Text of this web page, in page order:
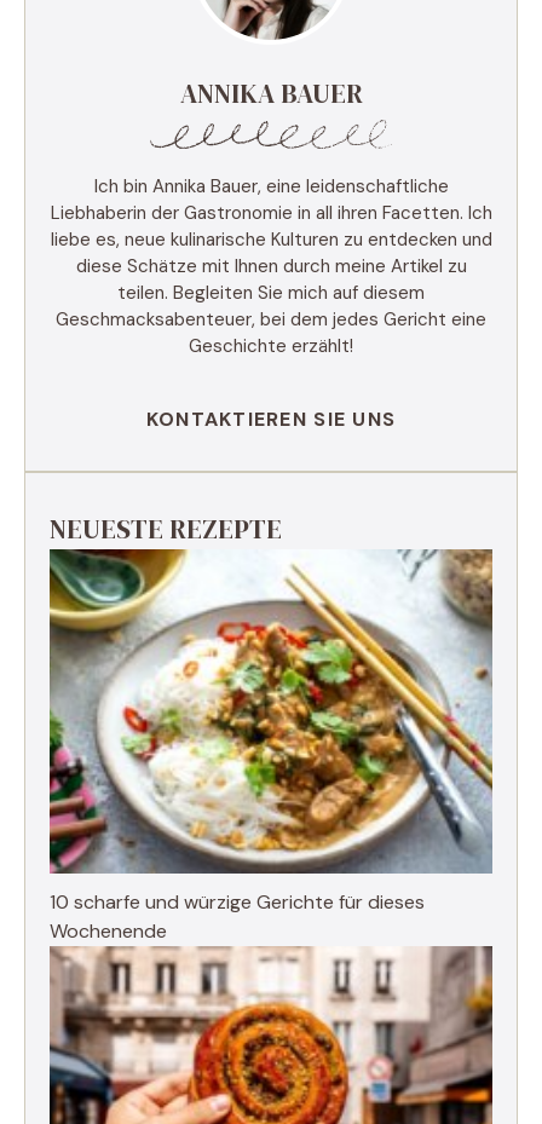
ANNIKA BAUER
Ich bin Annika Bauer, eine leidenschaftliche
Liebhaberin der Gastronomie in all ihren Facetten. Ich
liebe es, neue kulinarische Kulturen zu entdecken und
diese Schätze mit Ihnen durch meine Artikel zu
teilen. Begleiten Sie mich auf diesem
Geschmacksabenteuer, bei dem jedes Gericht eine
Geschichte erzählt!
KONTAKTIEREN SIE UNS
NEUESTE REZEPTE
10 scharfe und würzige Gerichte für dieses
Wochenende